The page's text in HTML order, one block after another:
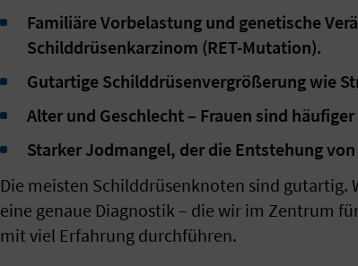
Familiäre Vorbelastung und genetische
Schilddrüsenkarzinom (RET-Mutation).
Gutartige Schilddrüsenvergrößerung wie
Alter und Geschlecht – Frauen sind
Starker Jodmangel, der die Entstehung
Die meisten Schilddrüsenknoten sind gutartig.
eine genaue Diagnostik – die wir im Zentrum
mit viel Erfahrung durchführen.